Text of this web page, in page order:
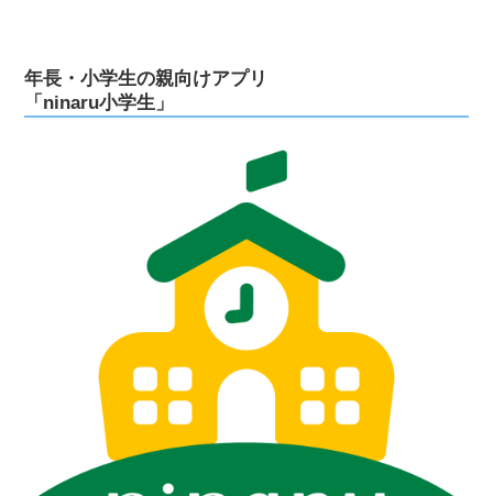
年長・小学生の親向けアプリ
「ninaru小学生」